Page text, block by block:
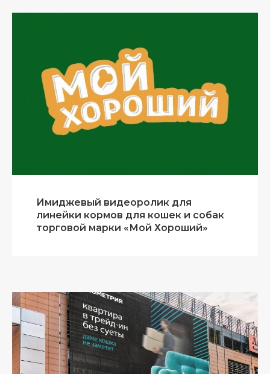
Имиджевый видеоролик для
линейки кормов для кошек и собак
торговой марки «Мой Хороший»